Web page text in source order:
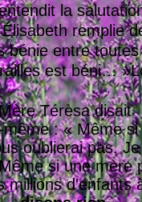
la
remplie
bénie entre
est béni…
Térèsa disait
: « Même
oublierai pas.
si une mère
millions d'enfants